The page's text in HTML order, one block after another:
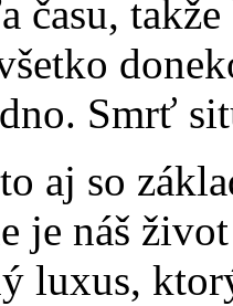
času,
Smrť
aj so
je náš
luxus,